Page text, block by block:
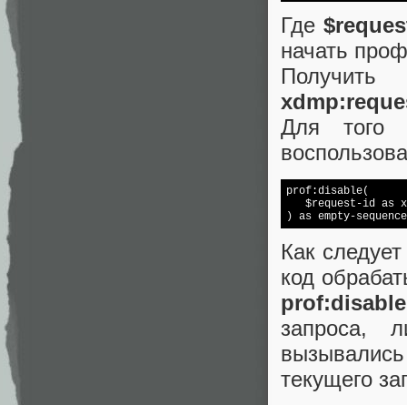
Где
начать
Для того
prof:disable(
$request-id as
) as empty-
Как
код
prof:disable
запроса,
текущего